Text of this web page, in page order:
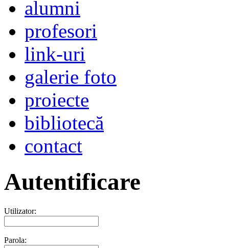
alumni
profesori
link-uri
galerie foto
proiecte
bibliotecă
contact
Autentificare
Utilizator:
Parola: